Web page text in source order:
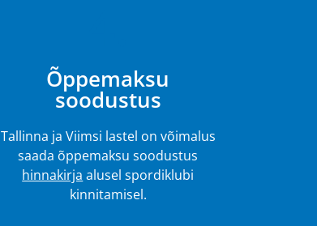
Õppemaksu
soodustus
Tallinna ja Viimsi lastel on võimalus
saada õppemaksu soodustus
hinnakirja alusel spordiklubi
kinnitamisel.